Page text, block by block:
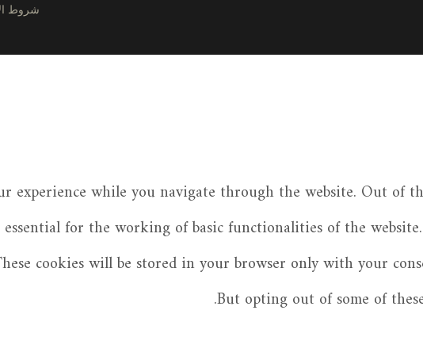
شروط
experience while you navigate through the website. Out of
for the working of basic functionalities of the
cookies will be stored in your browser only with your
But opting out of some of